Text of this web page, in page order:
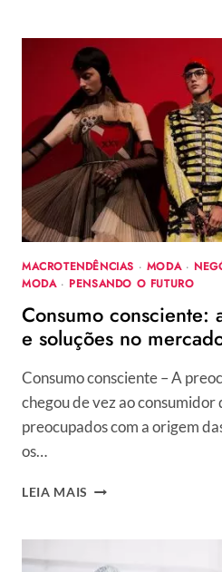
O
ÍCONE
DOS
ANOS
2000
PROMETE
SER
HIT
NAS
PRÓXIMAS
TEMPORADAS.
ENCARAR?
MACROTENDÊNCIAS · MODA·
MODA· PENSANDO O FUTURO
Consumo consciente:
e soluções no
Consumo consciente – A
chegou de vez ao consumidor
preocupados com a origem
os…
LEIA MAIS CONSUMO
MODA
SUSTENTÁVEL